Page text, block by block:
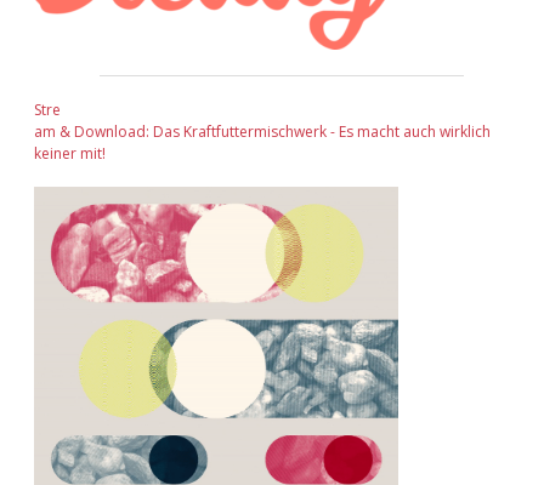
Stre
am & Download: Das Kraftfuttermischwerk - Es macht auch wirklich
keiner mit!